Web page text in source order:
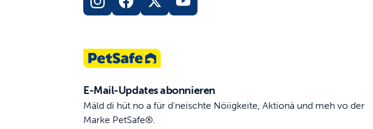
E-Mail-Updates abonnieren
Mäld di hüt no a für d'neischte Nöiigkeite, Aktionä und meh vo der
Marke PetSafe®.